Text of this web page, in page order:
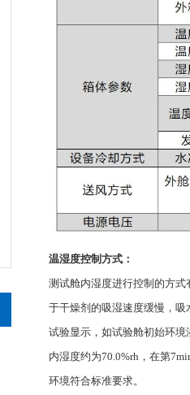
温湿度控制方式：
测试舱内湿度进行控制的方
于干燥剂的吸湿速度缓慢，
试验显示，如试验舱初始环
内湿度约为70.0%rh，在第
环境符合标准要求。